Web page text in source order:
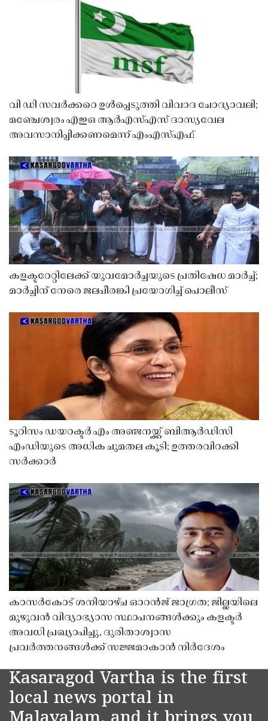
വി ഡി സവർക്കറെ ഉൾപ്പെടുത്തി വിവാദ ചോദ്യാവലി;
മഞ്ചേശ്വരം എഇഒ ആർഎസ്എസ് ദാസ്യവേല
അവസാനിപ്പിക്കണമെന്ന് എംഎസ്എഫ്
കളക്ടറേറ്റിലേക്ക് യുവമോർച്ചയുടെ പ്രതിഷേധ മാർച്ച്;
മാർച്ചിന് നേരെ ജലപീരങ്കി പ്രയോഗിച്ച് പൊലീസ്
ടൂറിസം ഡയറക്ടർ എം അഞ്ജനയ്ക്ക് ബിആർഡിസി
എംഡിയുടെ അധിക ചുമതല കൂടി; ഉത്തരവിറക്കി
സർക്കാർ
കാസർകോട് ശനിയാഴ്ച ഓറൻജ് ജാഗ്രത; ജില്ലയിലെ
മുഴുവൻ വിദ്യാഭ്യാസ സ്ഥാപനങ്ങൾക്കും കളക്ടർ
അവധി പ്രഖ്യാപിച്ചു, ദുരിതാശ്വാസ
പ്രവർത്തനങ്ങൾക്ക് സജ്ജമാകാൻ നിർദേശം
Kasaragod Vartha is the first
local news portal in